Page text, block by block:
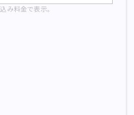
み料金で表示。